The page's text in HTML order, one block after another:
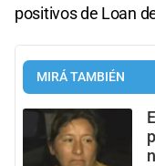
positivos de Loan
MIRÁ TAMBIÉN